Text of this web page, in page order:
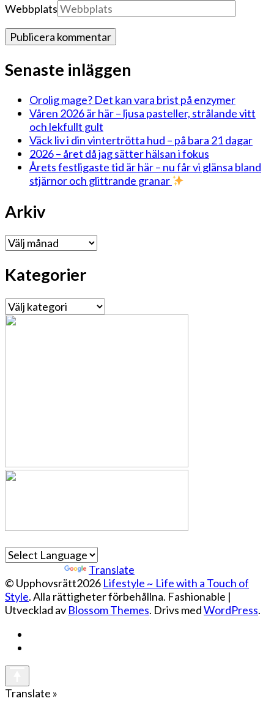
Webbplats
Senaste inläggen
Orolig mage? Det kan vara brist på enzymer
Våren 2026 är här – ljusa pasteller, strålande vitt
och lekfullt gult
Väck liv i din vintertrötta hud – på bara 21 dagar
2026 – året då jag sätter hälsan i fokus
Årets festligaste tid är här – nu får vi glänsa bland
stjärnor och glittrande granar
Arkiv
Arkiv
Kategorier
Kategorier
Translate
© Upphovsrätt2026 Lifestyle ~ Life with a Touch of
Style. Alla rättigheter förbehållna. Fashionable |
Utvecklad av Blossom Themes. Drivs medWordPress.
Translate »